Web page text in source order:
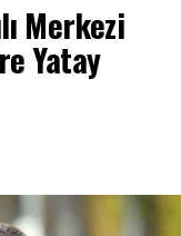
Merkezi
Yatay